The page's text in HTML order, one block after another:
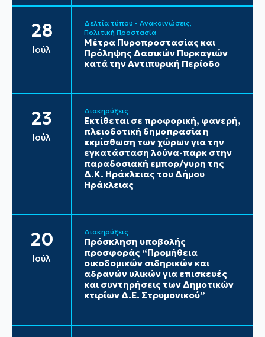
28
Ιούλ
Δελτία τύπου - Ανακοινώσεις
Πολιτική Προστασία
Μέτρα Πυροπροστασίας και
Πρόληψης Δασικών Πυρκαγιών
κατά την Αντιπυρική Περίοδο
23
Ιούλ
Διακηρύξεις
Εκτίθεται σε προφορική, φανερή,
πλειοδοτική δημοπρασία η
εκμίσθωση των χώρων για την
εγκατάσταση λούνα-παρκ στην
παραδοσιακή εμπορ/γυρη της
Δ.Κ. Ηράκλειας του Δήμου
Ηράκλειας
20
Ιούλ
Διακηρύξεις
Πρόσκληση υποβολής
προσφοράς “Προμήθεια
οικοδομικών σιδηρικών και
αδρανών υλικών για επισκευές
και συντηρήσεις των Δημοτικών
κτιρίων Δ.Ε. Στρυμονικού”